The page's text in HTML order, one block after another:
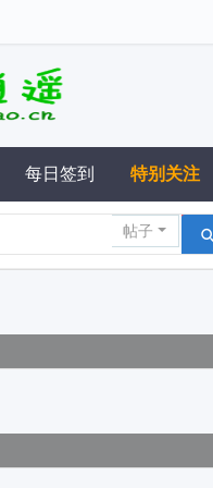
每日签到 特别关注
帖子